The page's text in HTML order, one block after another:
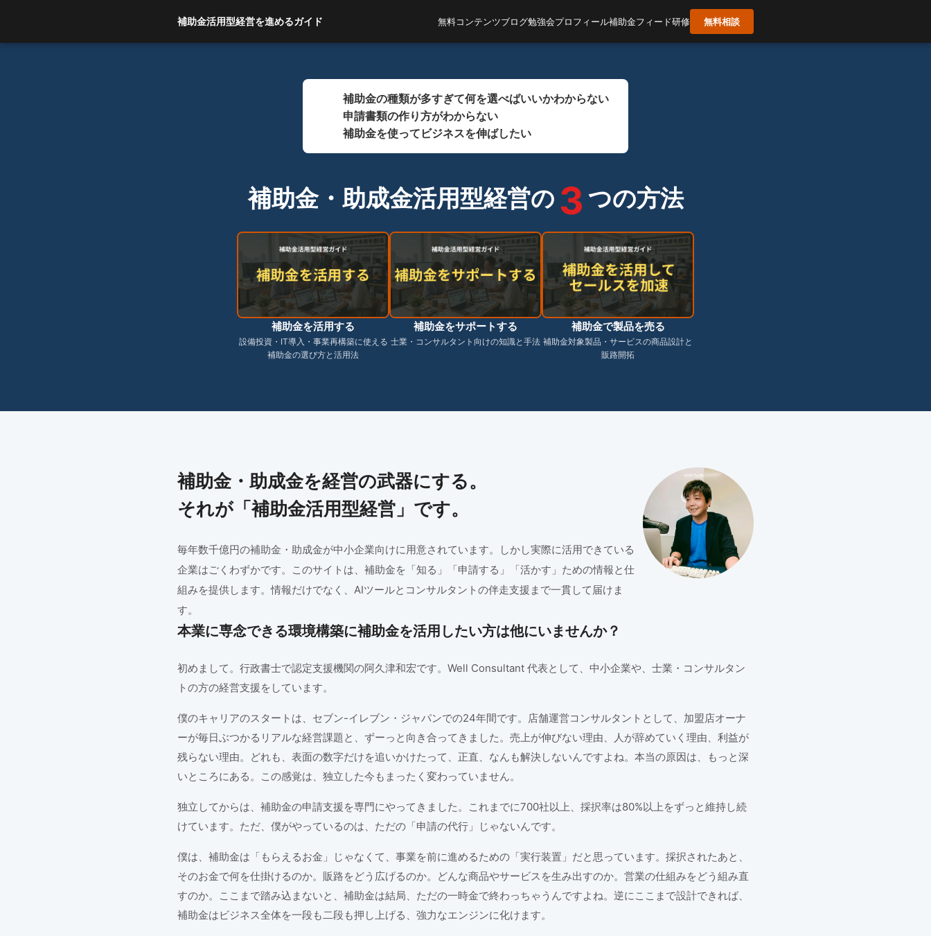
補助金活用型経営を進めるガイド 無料コンテンツブログ勉強会プロフィール補助金フィード研修 無料相談
補助金の種類が多すぎて何を選べばいいかわからない
申請書類の作り方がわからない
補助金を使ってビジネスを伸ばしたい
補助金・助成金活用型経営の 3 つの方法
補助金を活用する
設備投資・IT導入・事業再構築に使える
補助金の選び方と活用法
補助金をサポートする
士業・コンサルタント向けの知識と手法
補助金で製品を売る
補助金対象製品・サービスの商品設計と
販路開拓
補助金・助成金を経営の武器にする。
それが「補助金活用型経営」です。
毎年数千億円の補助金・助成金が中小企業向けに用意されています。しかし実際に活用できている
企業はごくわずかです。このサイトは、補助金を「知る」「申請する」「活かす」ための情報と仕
組みを提供します。情報だけでなく、AIツールとコンサルタントの伴走支援まで一貫して届けま
す。
本業に専念できる環境構築に補助金を活用したい方は他にいませんか？
初めまして。行政書士で認定支援機関の阿久津和宏です。Well Consultant 代表として、中小企業や、士業・コンサルタン
トの方の経営支援をしています。
僕のキャリアのスタートは、セブン-イレブン・ジャパンでの24年間です。店舗運営コンサルタントとして、加盟店オーナ
ーが毎日ぶつかるリアルな経営課題と、ずーっと向き合ってきました。売上が伸びない理由、人が辞めていく理由、利益が
残らない理由。どれも、表面の数字だけを追いかけたって、正直、なんも解決しないんですよね。本当の原因は、もっと深
いところにある。この感覚は、独立した今もまったく変わっていません。
独立してからは、補助金の申請支援を専門にやってきました。これまでに700社以上、採択率は80%以上をずっと維持し続
けています。ただ、僕がやっているのは、ただの「申請の代行」じゃないんです。
僕は、補助金は「もらえるお金」じゃなくて、事業を前に進めるための「実行装置」だと思っています。採択されたあと、
そのお金で何を仕掛けるのか。販路をどう広げるのか。どんな商品やサービスを生み出すのか。営業の仕組みをどう組み直
すのか。ここまで踏み込まないと、補助金は結局、ただの一時金で終わっちゃうんですよね。逆にここまで設計できれば、
補助金はビジネス全体を一段も二段も押し上げる、強力なエンジンに化けます。